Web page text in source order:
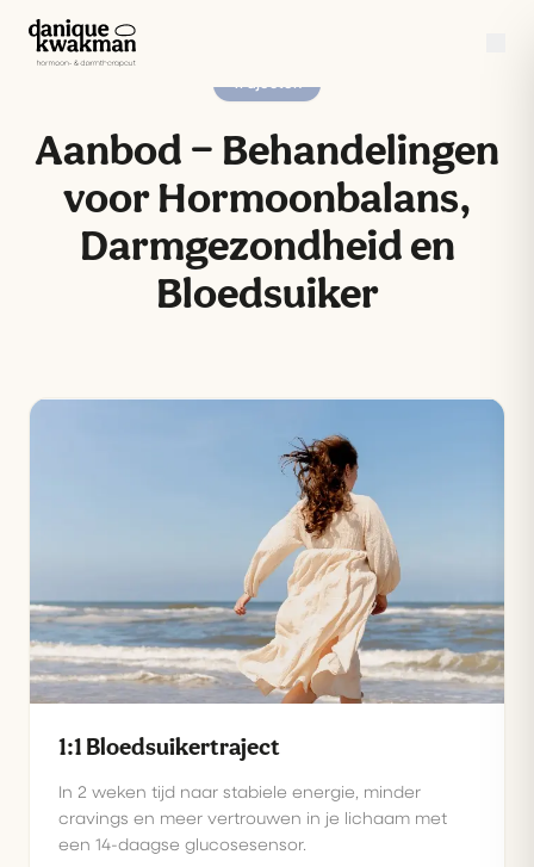
Trajecten
Aanbod — Behandelingen
voor Hormoonbalans,
Darmgezondheid en
Bloedsuiker
1:1 Bloedsuikertraject
In 2 weken tijd naar stabiele energie, minder
cravings en meer vertrouwen in je lichaam met
een 14-daagse glucosesensor.